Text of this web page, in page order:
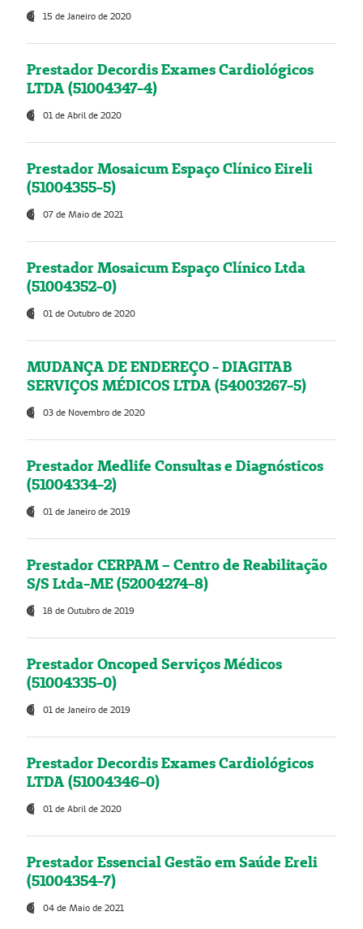
15 de Janeiro de 2020
Prestador Decordis Exames Cardiológicos
LTDA (51004347-4)
01 de Abril de 2020
Prestador Mosaicum Espaço Clínico Eireli
(51004355-5)
07 de Maio de 2021
Prestador Mosaicum Espaço Clínico Ltda
(51004352-0)
01 de Outubro de 2020
MUDANÇA DE ENDEREÇO - DIAGITAB
SERVIÇOS MÉDICOS LTDA (54003267-5)
03 de Novembro de 2020
Prestador Medlife Consultas e Diagnósticos
(51004334-2)
01 de Janeiro de 2019
Prestador CERPAM – Centro de Reabilitação
S/S Ltda-ME (52004274-8)
18 de Outubro de 2019
Prestador Oncoped Serviços Médicos
(51004335-0)
01 de Janeiro de 2019
Prestador Decordis Exames Cardiológicos
LTDA (51004346-0)
01 de Abril de 2020
Prestador Essencial Gestão em Saúde Ereli
(51004354-7)
04 de Maio de 2021